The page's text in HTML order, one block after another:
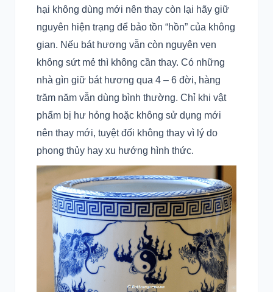
hại không dùng mới nên thay còn lại hãy giữ
nguyên hiện trạng để bảo tồn “hồn” của không
gian. Nếu bát hương vẫn còn nguyên vẹn
không sứt mẻ thì không cần thay. Có những
nhà gìn giữ bát hương qua 4 – 6 đời, hàng
trăm năm vẫn dùng bình thường. Chỉ khi vật
phẩm bị hư hỏng hoặc không sử dụng mới
nên thay mới, tuyệt đối không thay vì lý do
phong thủy hay xu hướng hình thức.